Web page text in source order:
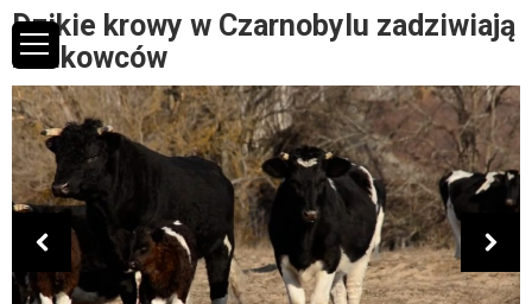
Dzikie krowy w Czarnobylu zadziwiają
naukowców